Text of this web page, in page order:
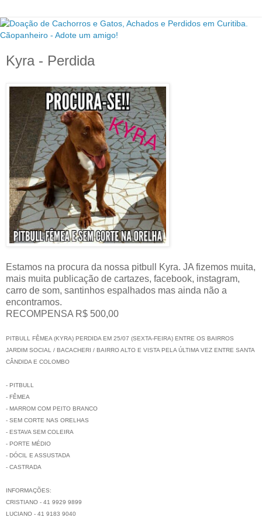
Kyra - Perdida
Estamos na procura da nossa pitbull Kyra. JA fizemos muita,
mais muita publicação de cartazes, facebook, instagram,
carro de som, santinhos espalhados mas ainda não a
encontramos.
RECOMPENSA R$ 500,00
PITBULL FÊMEA (KYRA) PERDIDA EM 25/07 (SEXTA-FEIRA) ENTRE OS BAIRROS
JARDIM SOCIAL / BACACHERI / BAIRRO ALTO E VISTA PELA ÚLTIMA VEZ ENTRE SANTA
CÂNDIDA E COLOMBO
- PITBULL
- FÊMEA
- MARROM COM PEITO BRANCO
- SEM CORTE NAS ORELHAS
- ESTAVA SEM COLEIRA
- PORTE MÉDIO
- DÓCIL E ASSUSTADA
- CASTRADA
INFORMAÇÕES:
CRISTIANO - 41 9929 9899
LUCIANO - 41 9183 9040